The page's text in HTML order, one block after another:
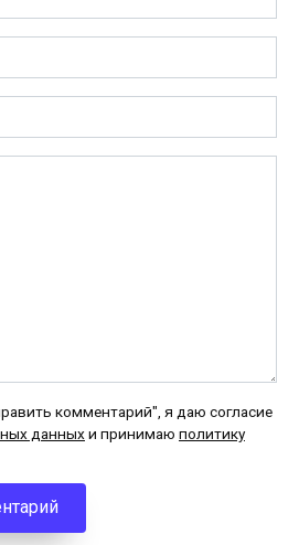
комментарий", я даю согласие
данныхи принимаю политику